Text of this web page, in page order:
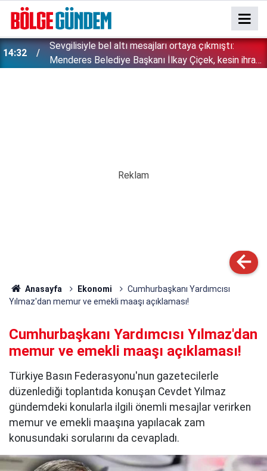
14:32
Sevgilisiyle bel altı mesajları ortaya çıkmıştı:
Menderes Belediye Başkanı İlkay Çiçek, kesin ihraç
Anasayfa Ekonomi
Cumhurbaşkanı Yardımcısı
Yılmaz'dan memur ve emekli maaşı açıklaması!
Cumhurbaşkanı Yardımcısı Yılmaz'dan
memur ve emekli maaşı açıklaması!
Türkiye Basın Federasyonu'nun gazetecilerle
düzenlediği toplantıda konuşan Cevdet Yılmaz
gündemdeki konularla ilgili önemli mesajlar verirken
memur ve emekli maaşına yapılacak zam
konusundaki sorularını da cevapladı.